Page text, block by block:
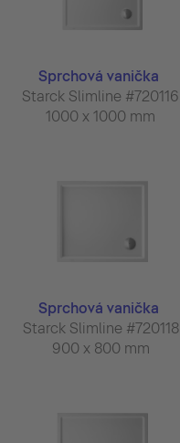
Sprchová vanička
Starck Slimline #720116
1000 x 1000 mm
Sprchová vanička
Starck Slimline #720118
900 x 800 mm